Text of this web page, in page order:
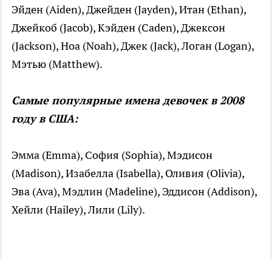
Эйден (Aiden), Джейден (Jayden), Итан (Ethan),
Джейкоб (Jacob), Кэйден (Caden), Джексон
(Jackson), Ноа (Noah), Джек (Jack), Логан (Logan),
Мэтью (Matthew).
Самые популярные имена девочек в 2008
году в США:
Эмма (Emma), София (Sophia), Мэдисон
(Madison), Изабелла (Isabella), Оливия (Olivia),
Эва (Ava), Мэдлин (Madeline), Эддисон (Addison),
Хейли (Hailey), Лили (Lily).